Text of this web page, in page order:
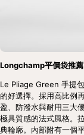
Longchamp平價袋推薦
Le Pliage Green 手提
的好選擇。採用高比例
盈、防潑水與耐用三大
極具質感的法式風格。
典輪廓。內部附有一個